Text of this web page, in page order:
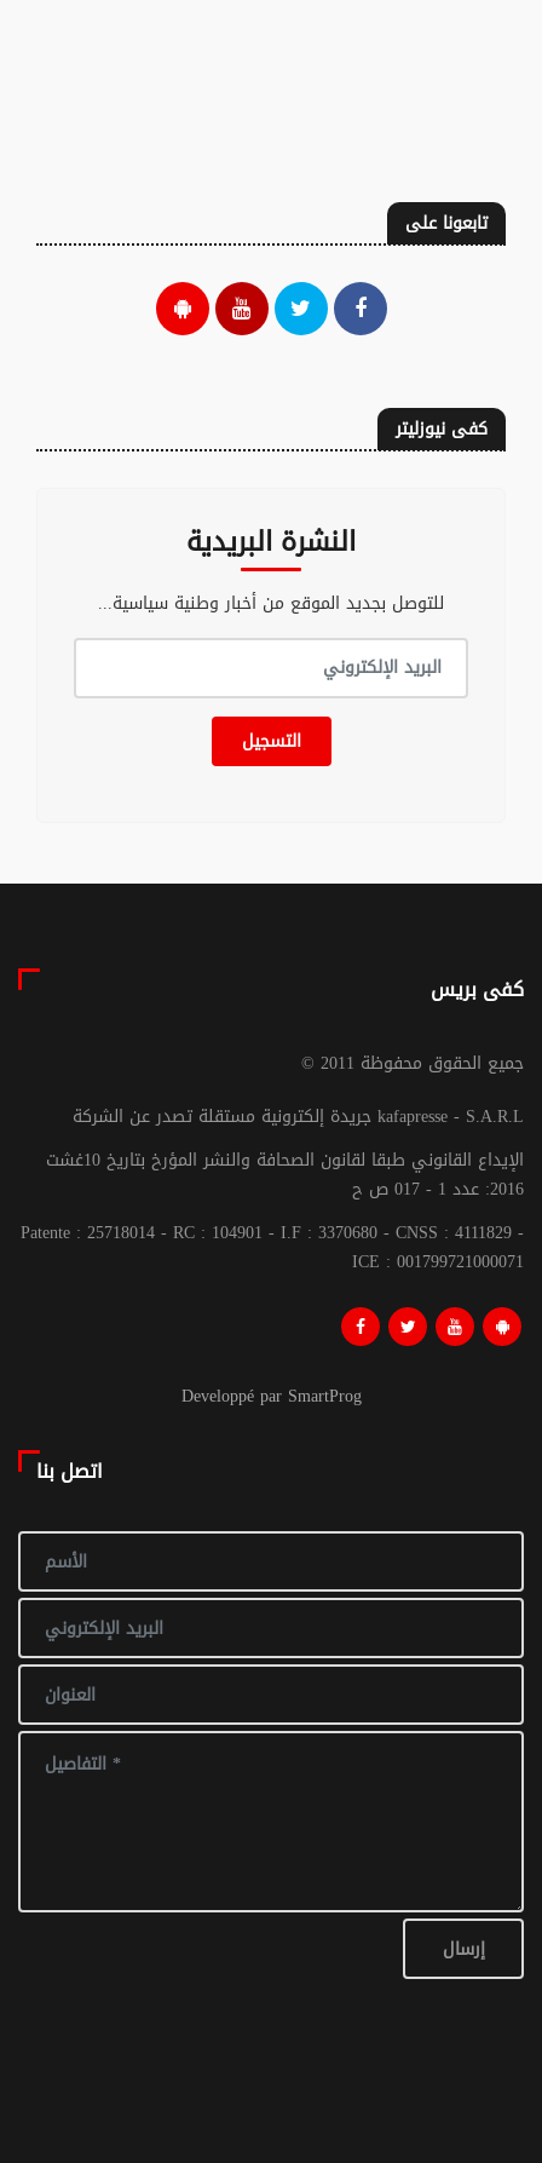
تابعونا على
كفى نيوزليتر
النشرة البريدية
للتوصل بجديد الموقع من أخبار وطنية سياسية...
التسجيل
كفى بريس
© جميع الحقوق محفوظة 2011
جريدة إلكترونية مستقلة تصدر عن الشركة kafapresse - S.A.R.L
الإيداع القانوني طبقا لقانون الصحافة والنشر المؤرخ بتاريخ 10غشت
2016: عدد 1 - 017 ص ح
Patente : 25718014 - RC : 104901 - I.F : 3370680 - CNSS : 4111829 -
ICE : 001799721000071
Developpé par SmartProg
اتصل بنا